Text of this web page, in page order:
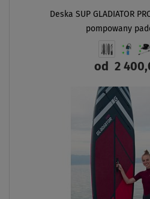
Deska SUP GLADIATOR
pompowany
od 2
ZOBACZ